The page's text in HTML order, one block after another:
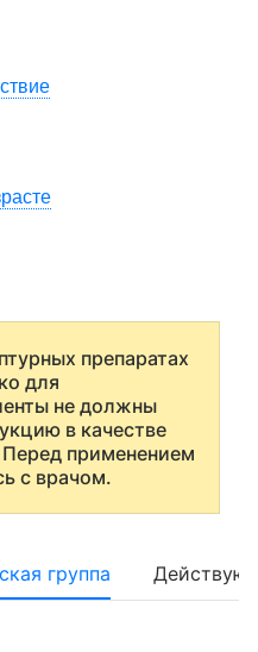
препаратах
для
не должны
в качестве
применением
с врачом.
группа